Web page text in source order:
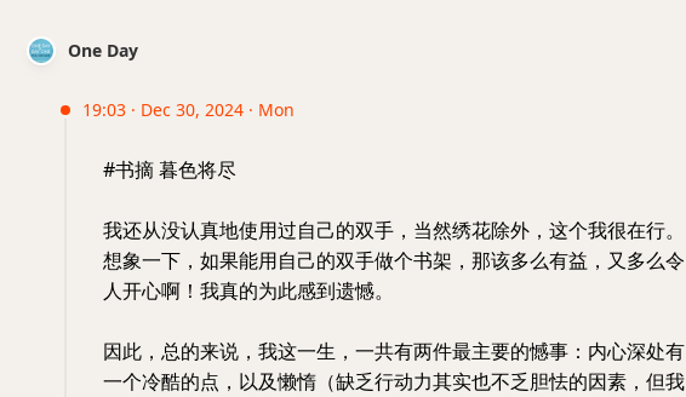
One Day
19:03 · Dec 30, 2024 · Mon
#书摘 暮色将尽
我还从没认真地使用过自己的双手，当然绣花除外，这个我很在行。
想象一下，如果能用自己的双手做个书架，那该多么有益，又多么令
人开心啊！我真的为此感到遗憾。
因此，总的来说，我这一生，一共有两件最主要的憾事：内心深处有
一个冷酷的点，以及懒惰（缺乏行动力其实也不乏胆怯的因素，但我